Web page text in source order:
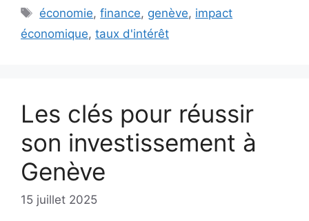
Étiquettes
économie,finance, genève, impact
économique, taux d'intérêt
Les clés pour réussir
son investissement à
Genève
15 juillet 2025